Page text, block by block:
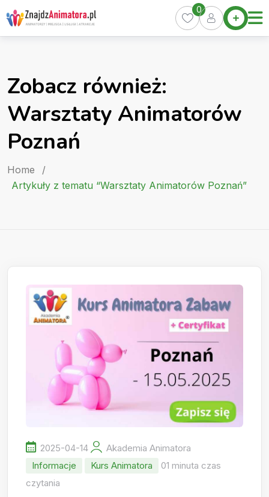
Skip
to
content
Home
Oferty
Kurs
0
Zobacz również:
Warsztaty Animatorów
Poznań
Home
/
Artykuły z tematu “Warsztaty Animatorów Poznań”
2025-04-14
Akademia Animatora
Informacje
Kurs Animatora
01 minuta czas
czytania